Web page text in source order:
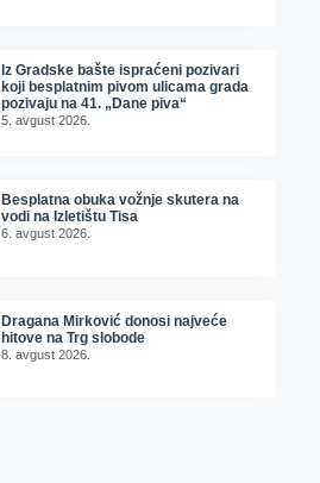
Iz Gradske bašte ispraćeni pozivari
koji besplatnim pivom ulicama grada
pozivaju na 41. „Dane piva“
5. avgust 2026.
Besplatna obuka vožnje skutera na
vodi na Izletištu Tisa
6. avgust 2026.
Dragana Mirković donosi najveće
hitove na Trg slobode
8. avgust 2026.